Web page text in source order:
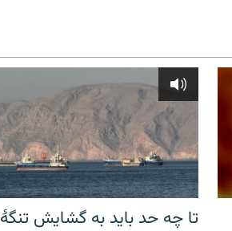
تا چه حد باید به گشایش تنگهٔ